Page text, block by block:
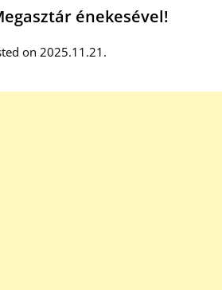
énekesével!
on 2025.11.21.